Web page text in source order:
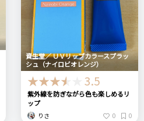
資生堂／ ＵＶリップカラースプラッ
シュ（ナイロビオレンジ）
3.5
紫外線を防ぎながら色も楽しめるリ
ップ
りさ 0 0